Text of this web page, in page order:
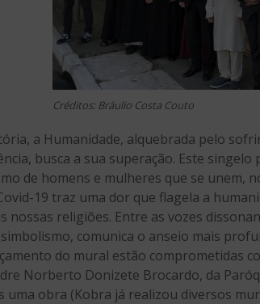
Créditos: Bráulio Costa Couto
a Humanidade, alquebrada pelo
busca a sua superação. Este
de homens e mulheres que se
19 traz uma dor que flagela a
nossas religiões. Entre as vozes
comunica o anseio mais
do mural estão comprometidas
Norberto Donizete Brocardo, da
uma obra (Kobra já realizou diversos